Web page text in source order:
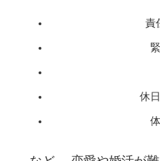
責
休